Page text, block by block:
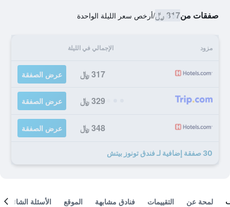
صفقات من317 ﷼ /أرخص سعر الليلة الواحدة
مزود الإجمالي في الليلة
317 ﷼ عرض الصفقة
329 ﷼ عرض الصفقة
348 ﷼ عرض الصفقة
30 صفقة إضافية لـ فندق تونوز بيتش
لمحة عن التقييمات فنادق مشابهة الموقع الأسئلة الشائعة